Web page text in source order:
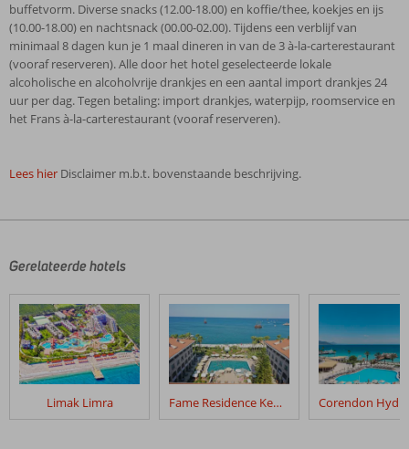
buffetvorm. Diverse snacks (12.00-18.00) en koffie/thee, koekjes en ijs
(10.00-18.00) en nachtsnack (00.00-02.00). Tijdens een verblijf van
minimaal 8 dagen kun je 1 maal dineren in van de 3 à-la-carterestaurant
(vooraf reserveren). Alle door het hotel geselecteerde lokale
alcoholische en alcoholvrije drankjes en een aantal import drankjes 24
uur per dag. Tegen betaling: import drankjes, waterpijp, roomservice en
het Frans à-la-carterestaurant (vooraf reserveren).
Lees hier Disclaimer m.b.t. bovenstaande beschrijving.
door
klanten
geschreven
na
hun
verblijf
Gerelateerde hotels
Limak Limra Fame Residence Kemer & Spa